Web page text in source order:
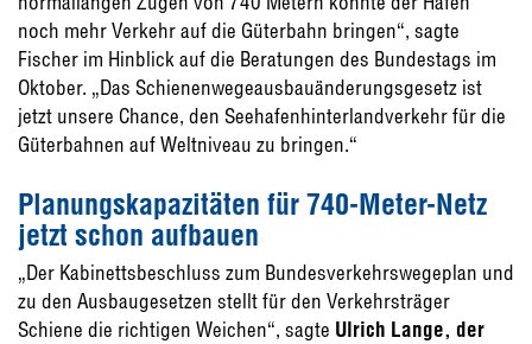
noch mehr Verkehr auf die Güterbahn bringen“, sagte
Fischer im Hinblick auf die Beratungen des Bundestags im
Oktober. „Das Schienenwegeausbauänderungsgesetz ist
jetzt unsere Chance, den Seehafenhinterlandverkehr für die
Güterbahnen auf Weltniveau zu bringen.“
Planungskapazitäten für 740-Meter-Netz
jetzt schon aufbauen
„Der Kabinettsbeschluss zum Bundesverkehrswegeplan und
zu den Ausbaugesetzen stellt für den Verkehrsträger
Schiene die richtigen Weichen“, sagte Ulrich Lange, der